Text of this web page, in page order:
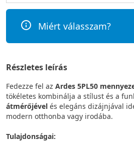
Miért válasszam?
Részletes leírás
Fedezze fel az Ardes 5PL50
tökéletes kombinálja a stílust és a
átmérőjével és elegáns dizájnjával
modern otthonba vagy irodába.
Tulajdonságai: